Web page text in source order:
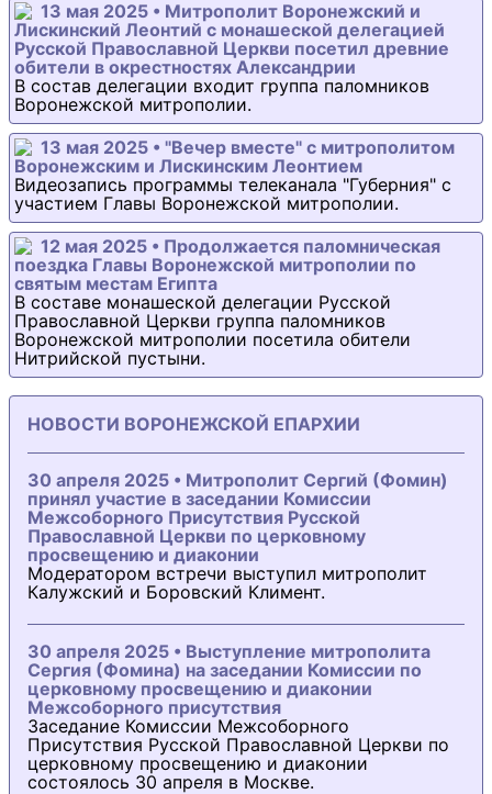
13 мая 2025 • Митрополит Воронежский и
Лискинский Леонтий с монашеской делегацией
Русской Православной Церкви посетил древние
обители в окрестностях Александрии
В состав делегации входит группа паломников
Воронежской митрополии.
13 мая 2025 • "Вечер вместе" с митрополитом
Воронежским и Лискинским Леонтием
Видеозапись программы телеканала "Губерния" с
участием Главы Воронежской митрополии.
12 мая 2025 • Продолжается паломническая
поездка Главы Воронежской митрополии по
святым местам Египта
В составе монашеской делегации Русской
Православной Церкви группа паломников
Воронежской митрополии посетила обители
Нитрийской пустыни.
НОВОСТИ ВОРОНЕЖСКОЙ ЕПАРХИИ
30 апреля 2025 • Митрополит Сергий (Фомин)
принял участие в заседании Комиссии
Межсоборного Присутствия Русской
Православной Церкви по церковному
просвещению и диаконии
Модератором встречи выступил митрополит
Калужский и Боровский Климент.
30 апреля 2025 • Выступление митрополита
Сергия (Фомина) на заседании Комиссии по
церковному просвещению и диаконии
Межсоборного присутствия
Заседание Комиссии Межсоборного
Присутствия Русской Православной Церкви по
церковному просвещению и диаконии
состоялось 30 апреля в Москве.